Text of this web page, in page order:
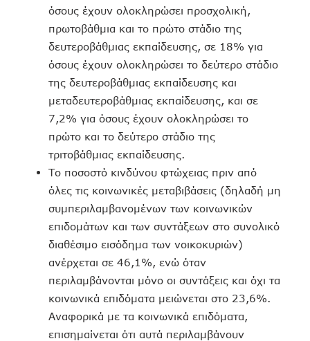
όσους έχουν ολοκληρώσει προσχολική,
πρωτοβάθμια και το πρώτο στάδιο της
δευτεροβάθμιας εκπαίδευσης, σε 18% για
όσους έχουν ολοκληρώσει το δεύτερο στάδιο
της δευτεροβάθμιας εκπαίδευσης και
μεταδευτεροβάθμιας εκπαίδευσης, και σε
7,2% για όσους έχουν ολοκληρώσει το
πρώτο και το δεύτερο στάδιο της
τριτοβάθμιας εκπαίδευσης.
Το ποσοστό κινδύνου φτώχειας πριν από
όλες τις κοινωνικές μεταβιβάσεις (δηλαδή μη
συμπεριλαμβανομένων των κοινωνικών
επιδομάτων και των συντάξεων στο συνολικό
διαθέσιμο εισόδημα των νοικοκυριών)
ανέρχεται σε 46,1%, ενώ όταν
περιλαμβάνονται μόνο οι συντάξεις και όχι τα
κοινωνικά επιδόματα μειώνεται στο 23,6%.
Αναφορικά με τα κοινωνικά επιδόματα,
επισημαίνεται ότι αυτά περιλαμβάνουν